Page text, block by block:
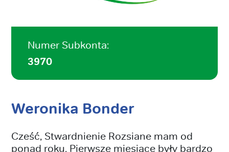
Numer Subkonta:
3970
Weronika Bonder
Cześć, Stwardnienie Rozsiane mam od
ponad roku. Pierwsze miesiące były bardzo